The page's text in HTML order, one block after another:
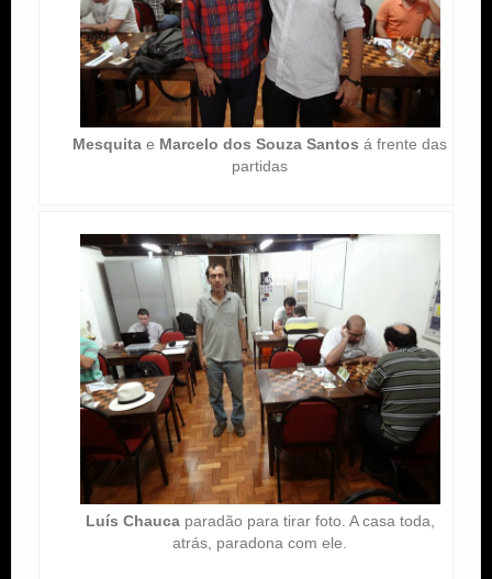
Mesquita e Marcelo dos Souza Santos á frente das
partidas
Luís Chaucaparadão para tirar foto. A casa toda,
atrás, paradona com ele.